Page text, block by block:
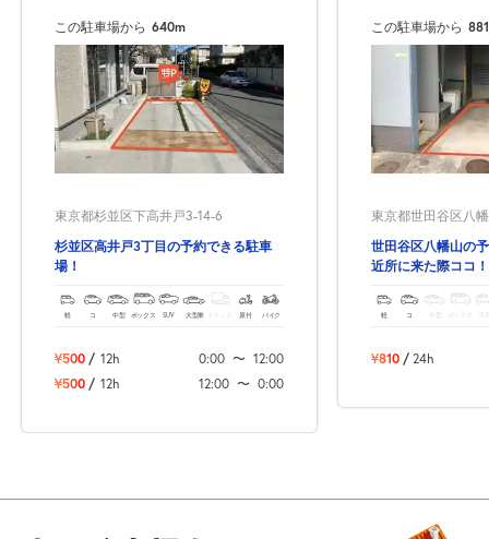
この駐車場から 640m
東京都杉並区下高井戸3-14-6
杉並区高井戸3丁目の予約できる駐車
場！
軽 コ 中型 ボックス SUV 大型車 トラック 原付 バイク
¥500 / 12h 0:00 〜 12:00
¥500 / 12h 12:00 〜 0:00
この駐車場から
東京都世田谷区八
世田谷区八幡山の
近所に来た際ココ！
軽 コ 中型 ボックス
¥810 / 24h